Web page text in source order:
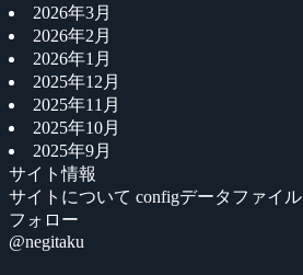
2026年3月
2026年2月
2026年1月
2025年12月
2025年11月
2025年10月
2025年9月
サイト情報
サイトについて configデータファイル
フォロー
@negitaku